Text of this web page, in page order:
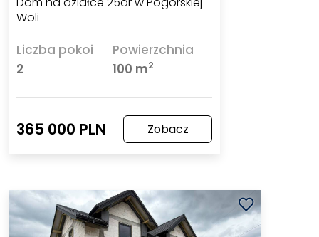
Woli
Liczba pokoi
2
Powierzchnia
100 m2
365 000 PLN Zobacz